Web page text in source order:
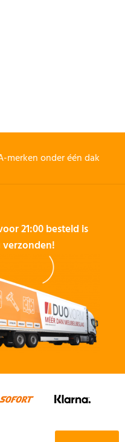
merken onder één dak
21:00 besteld is